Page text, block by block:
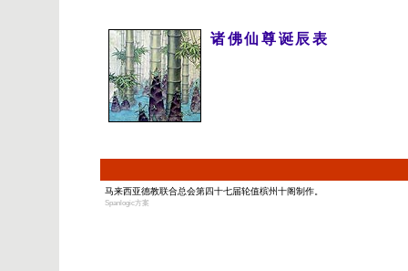
诸佛仙尊诞辰表
马来西亚德教联合总会第四十七届轮值槟州十阁制作。
Spanlogic方案